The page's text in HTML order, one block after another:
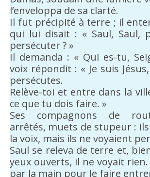
l’enveloppa de sa clarté.
Il fut précipité à terre ; il
qui lui disait : « Saul, Saul,
persécuter ? »
Il demanda : « Qui es-tu,
voix répondit : « Je suis
persécutes.
Relève-toi et entre dans la
ce que tu dois faire. »
Ses compagnons de
arrêtés, muets de stupeur :
la voix, mais ils ne voyaient
Saul se releva de terre et,
yeux ouverts, il ne voyait
par la main pour le faire